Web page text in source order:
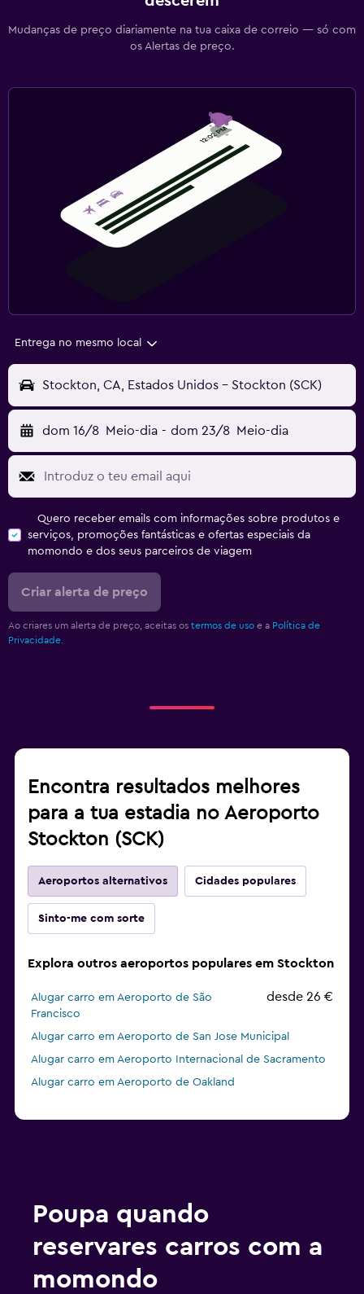
Mudanças de preço diariamente na tua caixa de correio — só com
os Alertas de preço.
Entrega no mesmo local
Stockton, CA, Estados Unidos - Stockton (SCK)
dom 16/8 Meio-dia - dom 23/8 Meio-dia
Quero receber emails com informações sobre produtos e
serviços, promoções fantásticas e ofertas especiais da
momondo e dos seus parceiros de viagem
Criar alerta de preço
Ao criares um alerta de preço, aceitas os termos de uso e a Política de
Privacidade.
Encontra resultados melhores
para a tua estadia no Aeroporto
Stockton (SCK)
Aeroportos alternativos Cidades populares
Sinto-me com sorte
Explora outros aeroportos populares em Stockton
Alugar carro em Aeroporto de São
Francisco
desde 26 €
Alugar carro em Aeroporto de San Jose Municipal
Alugar carro em Aeroporto Internacional de Sacramento
Alugar carro em Aeroporto de Oakland
Poupa quando
reservares carros com a
momondo